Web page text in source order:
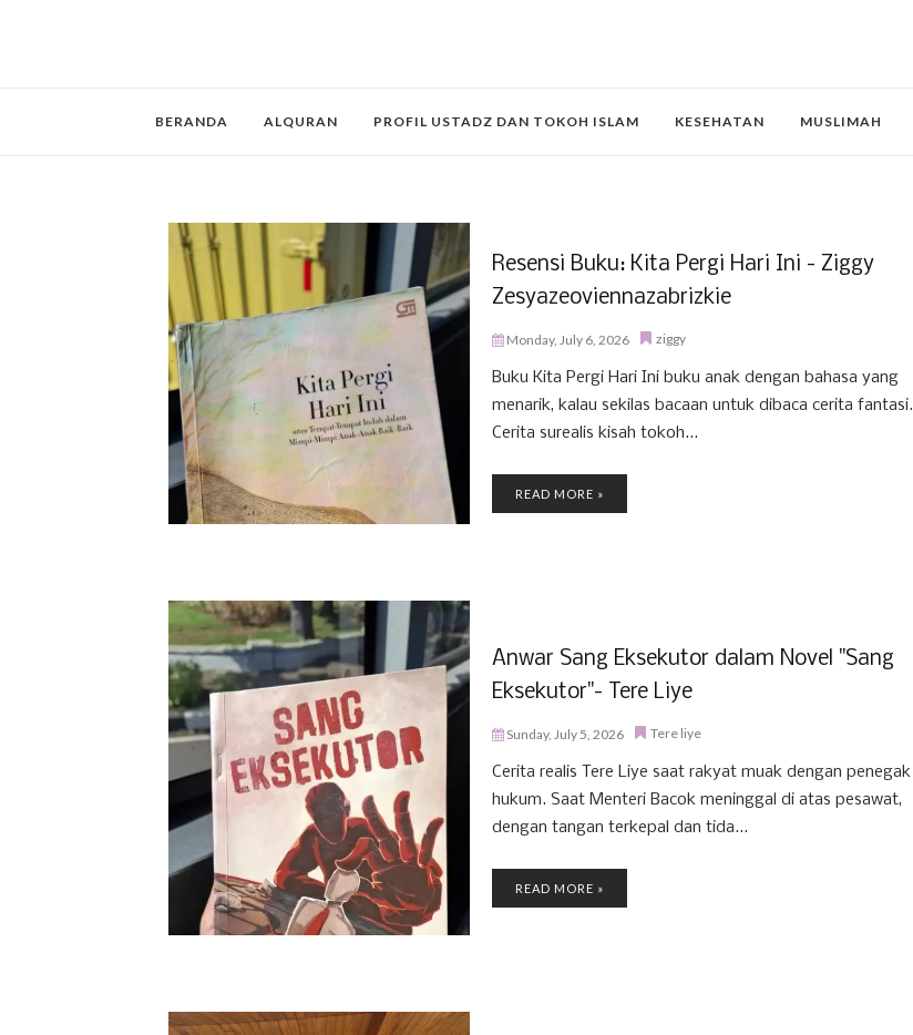
BERANDA ALQURAN PROFIL USTADZ DAN TOKOH ISLAM KESEHATAN MUSLIMAH
Resensi Buku: Kita Pergi Hari Ini - Ziggy
Zesyazeoviennazabrizkie
Monday, July 6, 2026 ziggy
Buku Kita Pergi Hari Ini buku anak dengan bahasa yang
menarik, kalau sekilas bacaan untuk dibaca cerita fantasi.
Cerita surealis kisah tokoh...
READ MORE »
Anwar Sang Eksekutor dalam Novel "Sang
Eksekutor"- Tere Liye
Sunday, July 5, 2026 Tere liye
Cerita realis Tere Liye saat rakyat muak dengan penegak
hukum. Saat Menteri Bacok meninggal di atas pesawat,
dengan tangan terkepal dan tida...
READ MORE »